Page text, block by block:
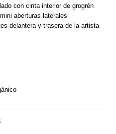
con cinta interior de grogrén
aberturas laterales
delantera y trasera de la artista